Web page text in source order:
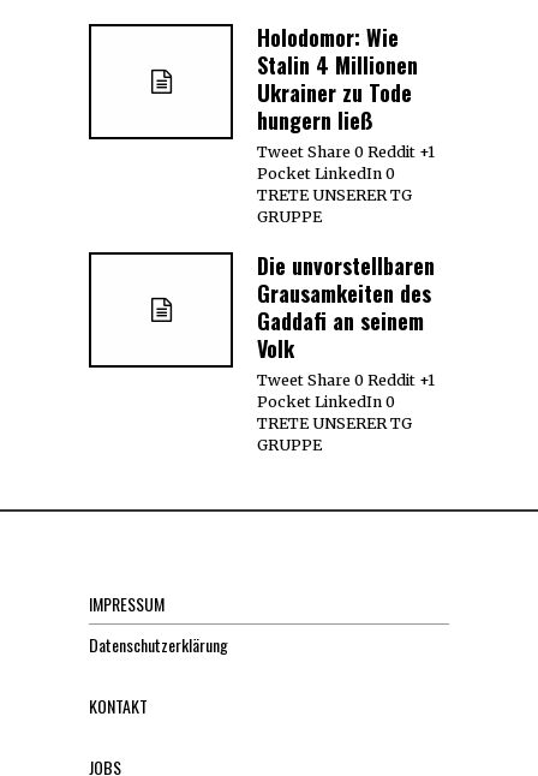
Holodomor: Wie
Stalin 4 Millionen
Ukrainer zu Tode
hungern ließ
Tweet Share 0 Reddit +1
Pocket LinkedIn 0
TRETE UNSERER TG
GRUPPE
Die unvorstellbaren
Grausamkeiten des
Gaddafi an seinem
Volk
Tweet Share 0 Reddit +1
Pocket LinkedIn 0
TRETE UNSERER TG
GRUPPE
IMPRESSUM
Datenschutzerklärung
KONTAKT
JOBS